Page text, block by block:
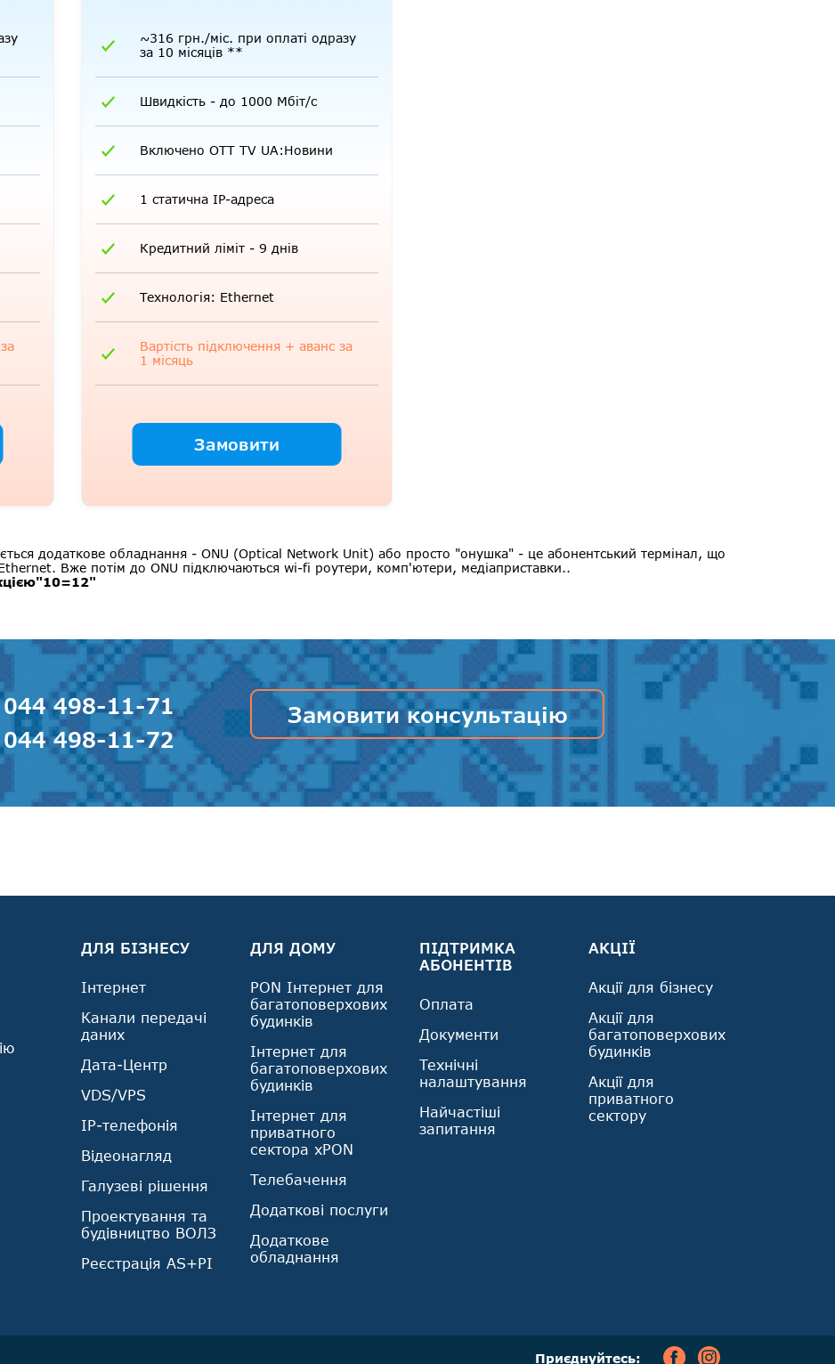
~316 грн./міс. при оплаті одразу
за 10 місяців **
Швидкість - до 1000 Мбіт/с
Включено OTT TV UA:Новини
1 статична IP-адреса
Кредитний ліміт - 9 днів
Технологія: Ethernet
Вартість підключення + аванс за
1 місяць
Замовити
додаткове обладнання - ONU (Optical Network Unit) або просто "онушка" - це абонентський термінал, що
Вже потім до ONU підключаються wi-fi роутери, комп'ютери, медіаприставки..
044 498-11-71
044 498-11-72
Замовити консультацію
ДЛЯ БІЗНЕСУ
Інтернет
Канали передачі
даних
Дата-Центр
VDS/VPS
IP-телефонія
Відеонагляд
Галузеві рішення
Проектування та
будівництво ВОЛЗ
Реєстрація AS+PI
ДЛЯ ДОМУ
PON Інтернет для
багатоповерхових
будинків
Інтернет для
багатоповерхових
будинків
Інтернет для
приватного
сектора xPON
Телебачення
Додаткові послуги
Додаткове
обладнання
ПІДТРИМКА
АБОНЕНТІВ
Оплата
Документи
Технічні
налаштування
Найчастіші
запитання
АКЦІЇ
Акції для бізнесу
Акції для
багатоповерхових
будинків
Акції для
приватного
сектору
Приєднуйтесь: